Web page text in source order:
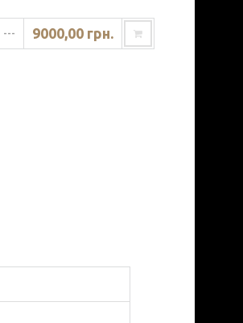
--- 9000,00 грн.